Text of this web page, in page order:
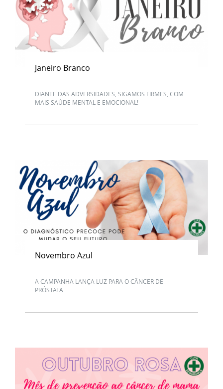
Janeiro Branco
DIANTE DAS ADVERSIDADES, SIGAMOS FIRMES, COM
MAIS SAÚDE MENTAL E EMOCIONAL!
Novembro Azul
A CAMPANHA LANÇA LUZ PARA O CÂNCER DE
PRÓSTATA